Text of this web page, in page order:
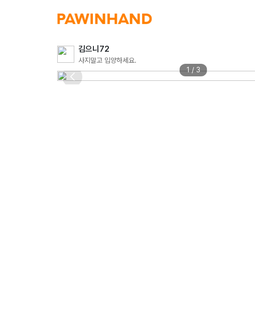
김으니72
사지말고 입양하세요.
1 / 3